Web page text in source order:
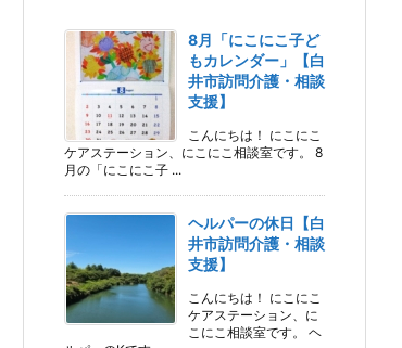
8月「にこにこ子ど
もカレンダー」【白
井市訪問介護・相談
支援】
こんにちは！ にこにこ
ケアステーション、にこにこ相談室です。 8
月の「にこにこ子 ...
ヘルパーの休日【白
井市訪問介護・相談
支援】
こんにちは！ にこにこ
ケアステーション、に
こにこ相談室です。 ヘ